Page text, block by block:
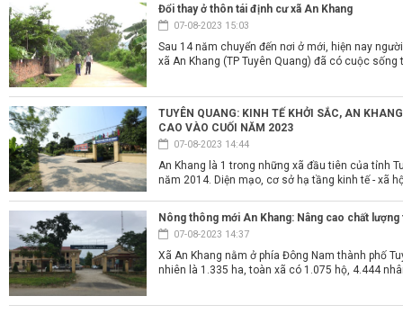
Đổi thay ở thôn tái định cư xã An Khang
07-08-2023 15:03
Sau 14 năm chuyển đến nơi ở mới, hiện nay
xã An Khang (TP Tuyên Quang) đã có cuộc sống
TUYÊN QUANG: KINH TẾ KHỞI SẮC, AN
CAO VÀO CUỐI NĂM 2023
07-08-2023 14:44
An Khang là 1 trong những xã đầu tiên của tỉnh
năm 2014. Diện mạo, cơ sở hạ tầng kinh tế - xã
Nông thông mới An Khang: Nâng cao chất
07-08-2023 14:37
Xã An Khang nằm ở phía Đông Nam thành phố
nhiên là 1.335 ha, toàn xã có 1.075 hộ, 4.444